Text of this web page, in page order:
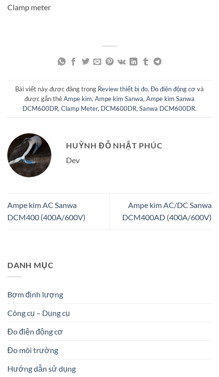
Clamp meter
Bài viết này được đăng trong Review thiết bị đo, Đo điện động cơvà
được gắn thẻAmpe kìm, Ampe kìm Sanwa, Ampe kìm Sanwa
DCM600DR, Clamp Meter, DCM600DR, Sanwa DCM600DR.
HUỲNH ĐỖ NHẬT PHÚC
Dev
Ampe kìm AC Sanwa
DCM400 (400A/600V)
Ampe kìm AC/DC Sanwa
DCM400AD (400A/600V)
DANH MỤC
Bơm định lượng
Công cụ – Dụng cụ
Đo điện động cơ
Đo môi trường
Hướng dẫn sử dụng